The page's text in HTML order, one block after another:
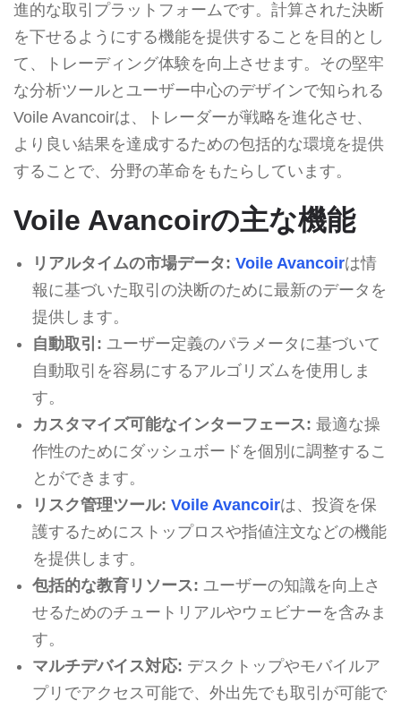
進的な取引プラットフォームです。計算された決断
を下せるようにする機能を提供することを目的とし
て、トレーディング体験を向上させます。その堅牢
な分析ツールとユーザー中心のデザインで知られる
Voile Avancoirは、トレーダーが戦略を進化させ、
より良い結果を達成するための包括的な環境を提供
することで、分野の革命をもたらしています。
Voile Avancoirの主な機能
リアルタイムの市場データ: Voile Avancoirは情
報に基づいた取引の決断のために最新のデータを
提供します。
自動取引: ユーザー定義のパラメータに基づいて
自動取引を容易にするアルゴリズムを使用しま
す。
カスタマイズ可能なインターフェース: 最適な操
作性のためにダッシュボードを個別に調整するこ
とができます。
リスク管理ツール: Voile Avancoirは、投資を保
護するためにストップロスや指値注文などの機能
を提供します。
包括的な教育リソース: ユーザーの知識を向上さ
せるためのチュートリアルやウェビナーを含みま
す。
マルチデバイス対応: デスクトップやモバイルア
プリでアクセス可能で、外出先でも取引が可能で